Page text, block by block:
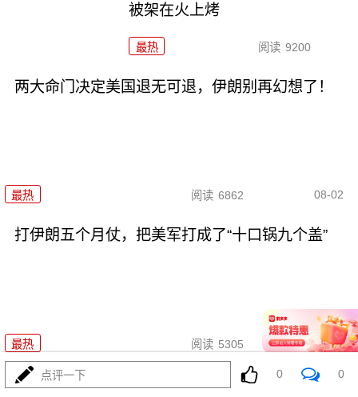
被架在火上烤
最热 阅读 9200
两大命门决定美国退无可退，伊朗别再幻想了！
最热 阅读 6862 08-02
打伊朗五个月仗，把美军打成了“十口锅九个盖”
最热 阅读 5305 08-02
特朗普要对伊朗“断气断电”？这豪
点评一下 0 0